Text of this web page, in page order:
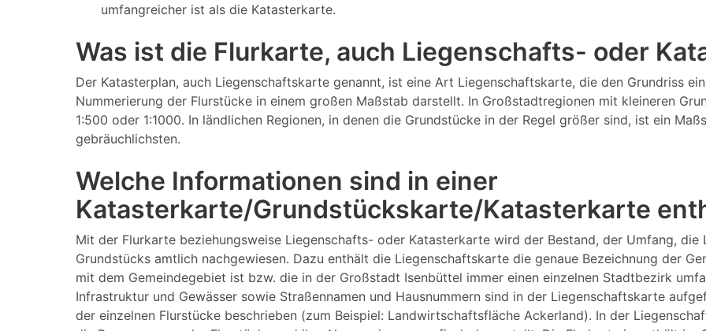
umfangreicher ist als die Katasterkarte.
Was ist die Flurkarte, auch Liegenschafts- oder
Der Katasterplan, auch Liegenschaftskarte genannt, ist eine Art Liegenschaftskarte, die den Grundriss
Nummerierung der Flurstücke in einem großen Maßstab darstellt. In Großstadtregionen mit kleineren
1:500 oder 1:1000. In ländlichen Regionen, in denen die Grundstücke in der Regel größer sind, ist ein
gebräuchlichsten.
Welche Informationen sind in einer
Katasterkarte/Grundstückskarte/Katasterkarte
Mit der Flurkarte beziehungsweise Liegenschafts- oder Katasterkarte wird der Bestand, der Umfang, die
Grundstücks amtlich nachgewiesen. Dazu enthält die Liegenschaftskarte die genaue Bezeichnung der
mit dem Gemeindegebiet ist bzw. die in der Großstadt Isenbüttel immer einen einzelnen Stadtbezirk
Infrastruktur und Gewässer sowie Straßennamen und Hausnummern sind in der Liegenschaftskarte
der einzelnen Flurstücke beschrieben (zum Beispiel: Landwirtschaftsfläche Ackerland). In der